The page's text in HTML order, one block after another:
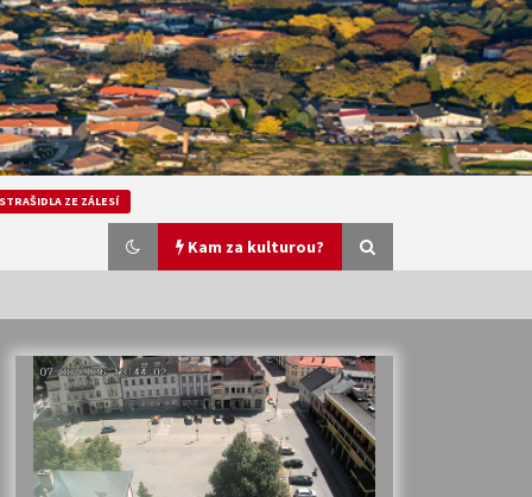
ZE ZÁLESÍ
Kam za kulturou?
Veselí muzikanti
30. 7. 2026
Votavžatský ploty